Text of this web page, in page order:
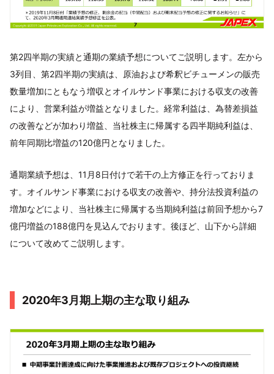
第2四半期の実績と通期の業績予想についてご説明します。左から
3列目、第2四半期の実績は、原油および希釈ビチューメンの販売
数量増加にともなう増収とオイルサンド事業における収支の改善
により、営業利益が増益となりました。経常利益は、為替差損益
の改善などが加わり増益、当社株主に帰属する四半期純利益は、
前年同期比増益の120億円となりました。
通期業績予想は、11月8日付けで若干の上方修正を行っておりま
す。オイルサンド事業における収支の改善や、持分法投資利益の
増加などにより、当社株主に帰属する当期純利益は前回予想から7
億円増益の188億円を見込んでおります。後ほど、山下から詳細
について改めてご説明します。
2020年3月期上期の主な取り組み